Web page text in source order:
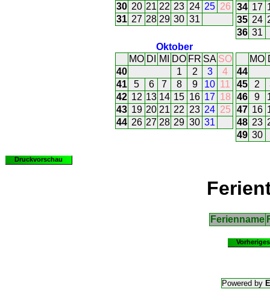
30 20 21 22 23 24 25 26
31 27 28 29 30 31
34 17
35 24
36 31
Oktober
MO DI MI DO FR SA SO
40
1 2 3
4
41
5 6 7 8 9 10 11
42 12 13 14 15 16 17 18
43 19 20 21 22 23 24 25
44 26 27 28 29 30 31
MO
44
45
2
46
9
47 16
48 23
49 30
Druckvorschau
Ferienname
Powered by